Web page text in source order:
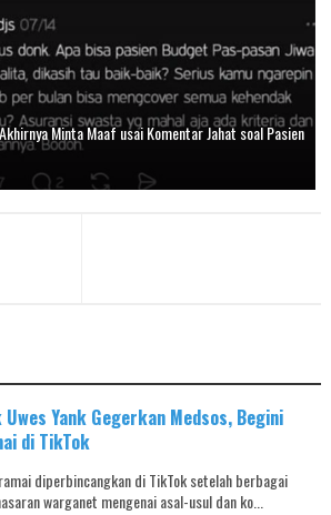
Minta Maaf usai Komentar Jahat soal Pasien
Yank Gegerkan Medsos, Begini
di TikTok
diperbincangkan di TikTok setelah berbagai
warganet mengenai asal-usul dan ko...